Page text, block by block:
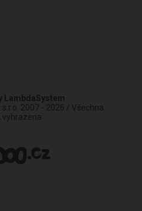
LambdaSystem
2007 - 2026 / Všechna
vyhrazena